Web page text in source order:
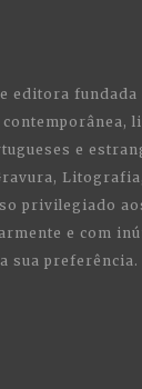
editora fundada
e
privilegiado
e com
sua preferência.